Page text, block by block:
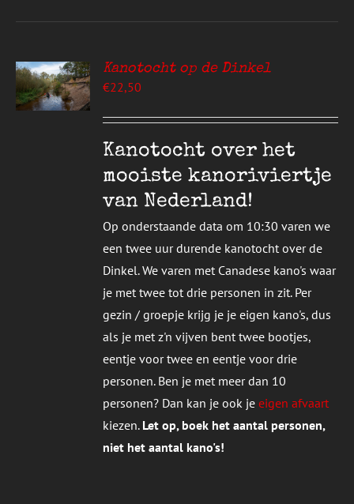
Kanotocht op de Dinkel
€22,50
Kanotocht over het
mooiste kanoriviertje
van Nederland!
Op onderstaande data om 10:30 varen we
een twee uur durende kanotocht over de
Dinkel. We varen met Canadese kano's waar
je met twee tot drie personen in zit. Per
gezin / groepje krijg je je eigen kano's, dus
als je met z'n vijven bent twee bootjes,
eentje voor twee en eentje voor drie
personen. Ben je met meer dan 10
personen? Dan kan je ook jeeigen afvaart
kiezen. Let op, boek het aantal personen,
niet het aantal kano's!